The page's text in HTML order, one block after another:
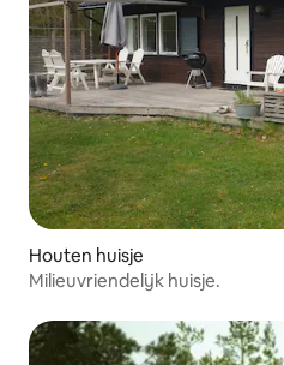
Houten huisje
Milieuvriendelijk huisje.